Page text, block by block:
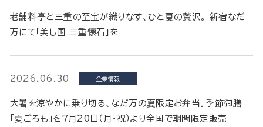
老舗料亭と三重の至宝が織りなす、ひと夏の贅沢。 新宿なだ
万にて「美し国 三重懐石」を
2026.06.30 企業情報
大暑を涼やかに乗り切る、なだ万の夏限定お弁当。季節御膳
「夏ごろも」を7月20日（月・祝）より全国で期間限定販売